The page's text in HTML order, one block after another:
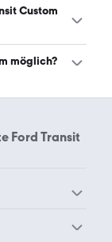
Custom
möglich?
Ford Transit